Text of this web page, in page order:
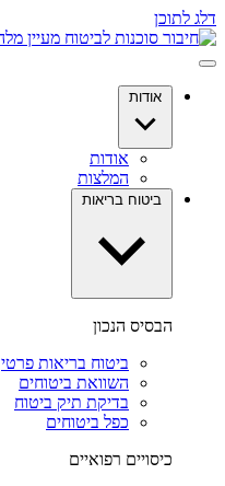
דלג לתוכן
אודות
אודות
המלצות
ביטוח בריאות
הבסיס הנכון
ביטוח בריאות פרטי
השוואת ביטוחים
בדיקת תיק ביטוח
כפל ביטוחים
כיסויים רפואיים